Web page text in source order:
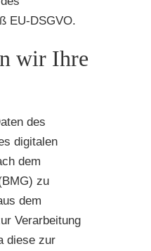
EU-DSGVO.
wir Ihre
des
digitalen
dem
zu
dem
Verarbeitung
diese zur